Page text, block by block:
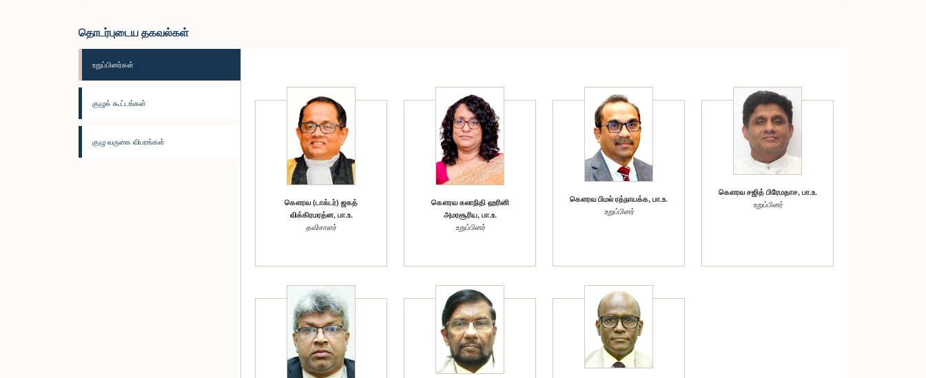
தொடர்புடைய தகவல்கள்
உறுப்பினர்கள்
குழுக் கூட்டங்கள்
குழு வருகை விபரங்கள்
கௌரவ (டாக்டர்) ஜகத்
விக்கிரமரத்ன, பா.உ.
தவிசாளர்
கௌரவ கலாநிதி ஹரினி
அமரசூரிய, பா.உ.
உறுப்பினர்
கௌரவ பிமல் ரத்நாயக்க, பா.உ.
உறுப்பினர்
கௌரவ சஜித் பிரேமதாச, பா.உ.
உறுப்பினர்